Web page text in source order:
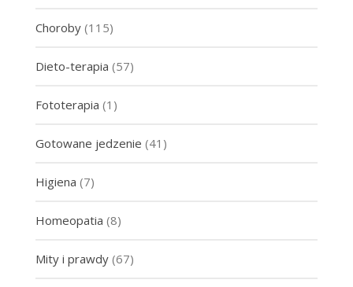
Choroby(115)
Dieto-terapia (57)
Fototerapia (1)
Gotowane jedzenie (41)
Higiena (7)
Homeopatia (8)
Mity i prawdy(67)